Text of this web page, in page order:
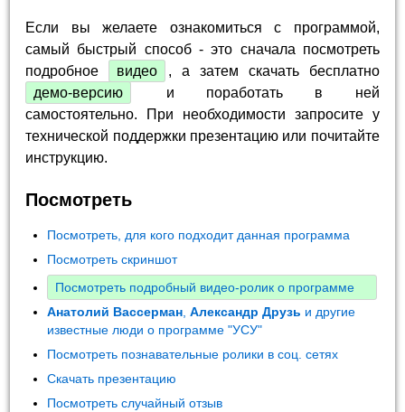
Если вы желаете ознакомиться с программой,
самый быстрый способ - это сначала посмотреть
подробное
видео
, а затем скачать бесплатно
демо-версию
и поработать в ней
самостоятельно. При необходимости запросите у
технической поддержки презентацию или почитайте
инструкцию.
Посмотреть
Посмотреть, для кого подходит данная программа
Посмотреть скриншот
Посмотреть подробный видео-ролик о программе
Анатолий Вассерман ,Александр Друзь и другие
известные люди о программе "УСУ"
Посмотреть познавательные ролики в соц. сетях
Скачать презентацию
Посмотреть случайный отзыв